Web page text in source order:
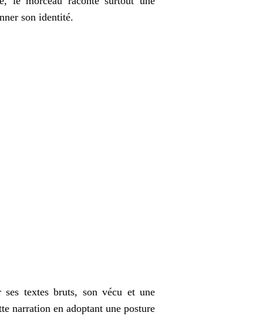
son identité.
textes bruts, son vécu et une
narration en adoptant une posture